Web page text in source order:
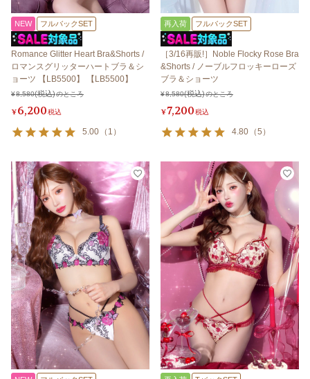
NEW フルバックSET
Romance Glitter Heart Bra&Shorts /
ロマンスグリッターハートブラ＆シ
ョーツ 【LB5500】 【LB5500】
¥8,580 のところ
¥6,200税込
5.00 （ 1 ）
再入荷 フルバックSET
［3/16再販!］Noble Flocky Rose Bra
&Shorts / ノーブルフロッキーローズ
ブラ＆ショーツ
¥8,580 のところ
¥7,200税込
4.80 （5 ）